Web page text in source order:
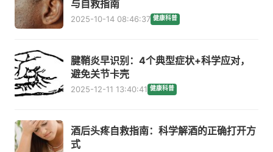
与自救指南
2025-10-14 08:46:37 健康科普
腱鞘炎早识别：4个典型症状+科学应对，
避免关节卡壳
2025-12-11 13:40:41 健康科普
酒后头疼自救指南：科学解酒的正确打开方
式